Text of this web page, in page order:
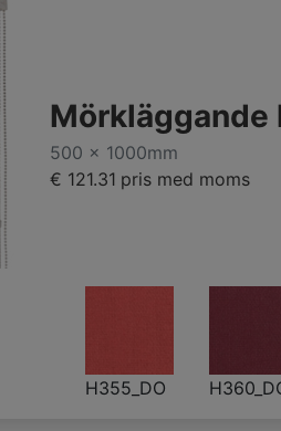
500 x 1000mm
€ 121.31 pris med moms
H355_DO